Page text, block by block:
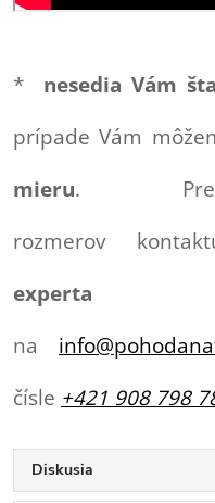
* nesedia Vám
prípade Vám
mieru. Pre
rozmerov
experta E-
na
čísle +421 908 798
Diskusia